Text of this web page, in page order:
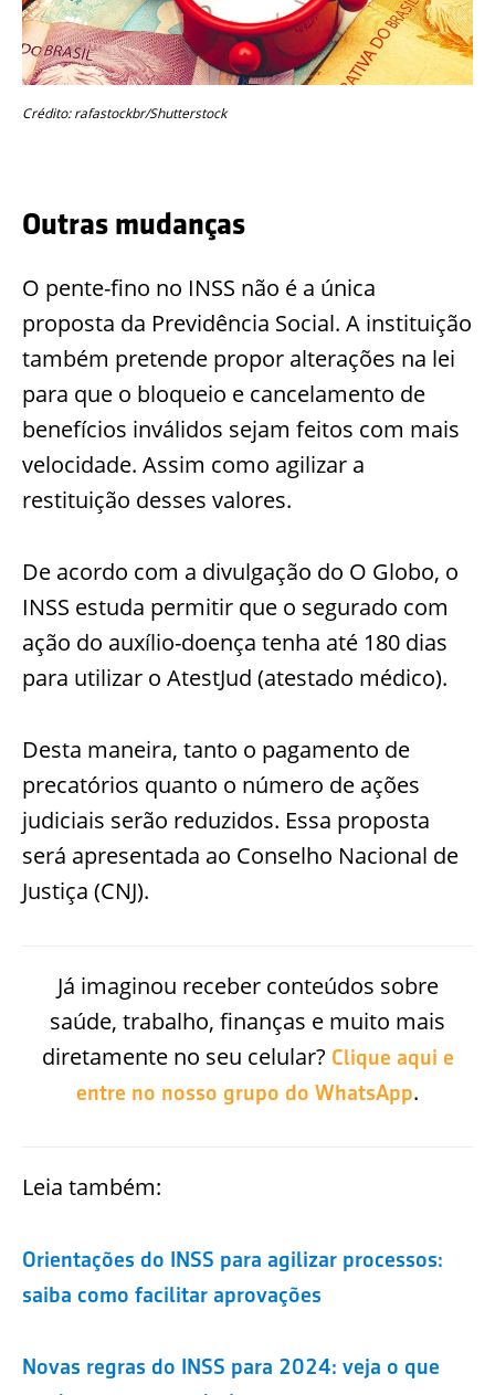
Crédito: rafastockbr/Shutterstock
Outras mudanças
O pente-fino no INSS não é a única
proposta da Previdência Social. A instituição
também pretende propor alterações na lei
para que o bloqueio e cancelamento de
benefícios inválidos sejam feitos com mais
velocidade. Assim como agilizar a
restituição desses valores.
De acordo com a divulgação do O Globo, o
INSS estuda permitir que o segurado com
ação do auxílio-doença tenha até 180 dias
para utilizar o AtestJud (atestado médico).
Desta maneira, tanto o pagamento de
precatórios quanto o número de ações
judiciais serão reduzidos. Essa proposta
será apresentada ao Conselho Nacional de
Justiça (CNJ).
Já imaginou receber conteúdos sobre
saúde, trabalho, finanças e muito mais
diretamente no seu celular? Clique aqui e
entre no nosso grupo do WhatsApp.
Leia também:
Orientações do INSS para agilizar processos:
saiba como facilitar aprovações
Novas regras do INSS para 2024: veja o que